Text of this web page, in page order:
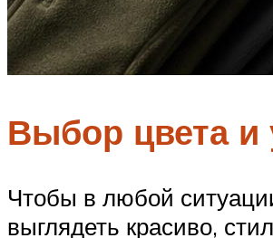
Выбор цвета и
Чтобы в любой
выглядеть красиво,